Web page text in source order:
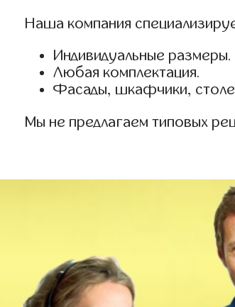
Наша компания
Индивидуальные размеры.
Любая комплектация.
Фасады, шкафчики,
Мы не предлагаем типовых